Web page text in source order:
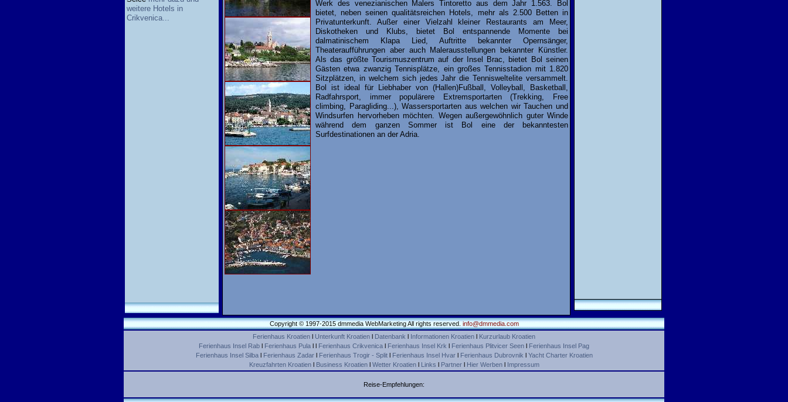
weitere Hotels in
Crikvenica...
Werk des venezianischen Malers Tintoretto aus dem Jahr 1.563. Bol
bietet, neben seinen qualitätsreichen Hotels, mehr als 2.500 Betten in
Privatunterkunft. Außer einer Vielzahl kleiner Restaurants am Meer,
Diskotheken und Klubs, bietet Bol entspannende Momente bei
dalmatinischem Klapa Lied, Auftritte bekannter Opernsänger,
Theateraufführungen aber auch Malerausstellungen bekannter Künstler.
Als das größte Tourismuszentrum auf der Insel Brac, bietet Bol seinen
Gästen etwa zwanzig Tennisplätze, ein großes Tennisstadion mit 1.820
Sitzplätzen, in welchem sich jedes Jahr die Tennisweltelite versammelt.
Bol ist ideal für Liebhaber von (Hallen)Fußball, Volleyball, Basketball,
Radfahrsport, immer populärere Extremsportarten (Trekking, Free
climbing, Paragliding...), Wassersportarten aus welchen wir Tauchen und
Windsurfen hervorheben möchten. Wegen außergewöhnlich guter Winde
während dem ganzen Sommer ist Bol eine der bekanntesten
Surfdestinationen an der Adria.
Copyright © 1997-2015 dmmedia WebMarketing All rights reserved.info@dmmedia.com
Ferienhaus Kroatien l Unterkunft Kroatien l Datenbank l Informationen Kroatien l Kurzurlaub Kroatien
Ferienhaus Insel Rab l Ferienhaus Pula l l Ferienhaus Crikvenica l Ferienhaus Insel Krk l Ferienhaus Plitvicer Seen l Ferienhaus Insel Pag
Ferienhaus Insel Silbal Ferienhaus Zadarl Ferienhaus Trogir - Splitl Ferienhaus Insel Hvarl Ferienhaus Dubrovnik l Yacht Charter Kroatien
Kreuzfahrten Kroatienl Business Kroatienl Wetter Kroatienl Links l Partnerl Hier Werbenl Impressum
Reise-Empfehlungen: